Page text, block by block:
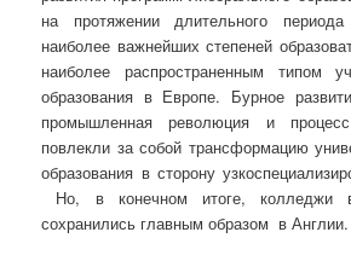
на протяжении длительного
наиболее важнейших степеней
наиболее распространенным типом
образования в Европе. Бурное
промышленная революция и процесс
повлекли за собой трансформацию
образования в сторону
Но, в конечном итоге, колледжи
сохранились главным образом в Англии.